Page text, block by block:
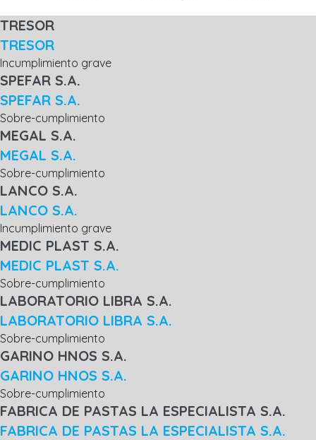
TRESOR
TRESOR
Incumplimiento grave
SPEFAR S.A.
SPEFAR S.A.
Sobre-cumplimiento
MEGAL S.A.
MEGAL S.A.
Sobre-cumplimiento
LANCO S.A.
LANCO S.A.
Incumplimiento grave
MEDIC PLAST S.A.
MEDIC PLAST S.A.
Sobre-cumplimiento
LABORATORIO LIBRA S.A.
LABORATORIO LIBRA S.A.
Sobre-cumplimiento
GARINO HNOS S.A.
GARINO HNOS S.A.
Sobre-cumplimiento
FABRICA DE PASTAS LA ESPECIALISTA S.A.
FABRICA DE PASTAS LA ESPECIALISTA S.A.